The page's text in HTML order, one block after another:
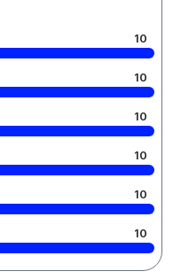
10
10
10
10
10
10